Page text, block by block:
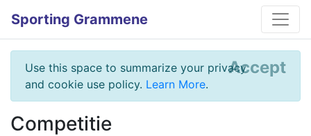
Sporting Grammene
Use this space to summarize your privacy
and cookie use policy. Learn More.
Accept
Competitie